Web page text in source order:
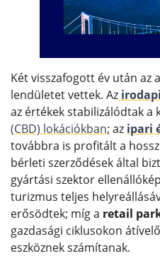
Két visszafogott év után az
lendületet vettek. Az
az értékek stabilizálódtak a
(CBD) lokációkban; az ipari
továbbra is profitált a
bérleti szerződések által
gyártási szektor
turizmus teljes
erősödtek; míg a retail
gazdasági ciklusokon
eszköznek számítanak.